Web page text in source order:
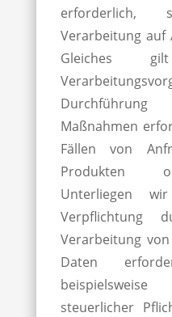
Verarbeitung auf
Gleiches
Maßnahmen
Fällen von
Produkten
Unterliegen
Verpflichtung
Verarbeitung
Daten
steuerlicher